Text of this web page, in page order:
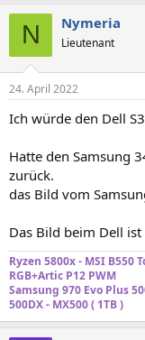
N Nymeria
Lieutenant
24. April 2022
Ich würde den Dell
Hatte den Samsung
zurück.
das Bild vom
Das Bild beim Dell
Ryzen 5800x - MSI B550
RGB+Artic P12 PWM
Samsung 970 Evo Plus
500DX - MX500 ( 1TB )